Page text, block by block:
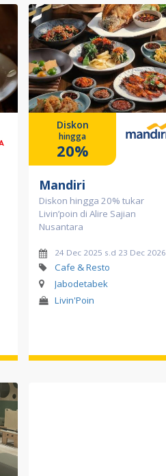
Diskon
hingga
20%
Mandiri
Diskon hingga 20% tukar
Livin’poin di Alire Sajian
Nusantara
24 Dec 2025 s.d 23 Dec 2026
Cafe & Resto
Jabodetabek
Livin'Poin